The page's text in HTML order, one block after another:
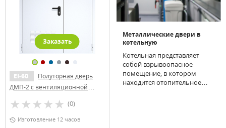
Заказать
EI-60
Полуторная дверь
ДМП-2 с вентиляционной
(0)
Изготовление 12 часов
Металлические двери в
котельную
Котельная представляет
собой взрывоопасное
помещение, в котором
находится отопительное